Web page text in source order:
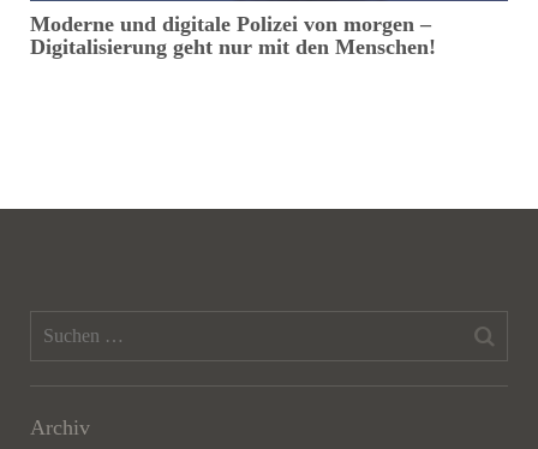
Moderne und digitale Polizei von morgen –
Digitalisierung geht nur mit den Menschen!
Archiv